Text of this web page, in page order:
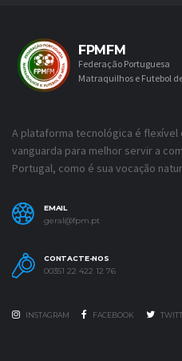
FPMFM
Federação Portuguesa
Matraquilhos e Futebol
A plataforma tecnológica é flexível
vanguarda para melhor servir a
Portugal, como é sua vocação
EMAIL
geral@fpm.pt
CONTACTE-NOS
00351 22 422 12 76
INSTAGRAM FACEBOOK